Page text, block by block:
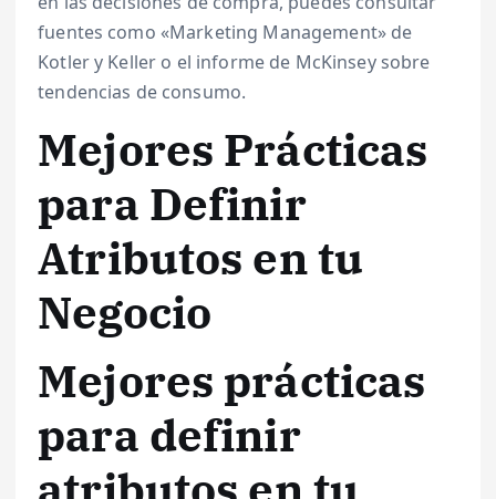
fuentes como «Marketing Management» de
Kotler y Keller o el informe de McKinsey sobre
tendencias de consumo.
Mejores Prácticas
para Definir
Atributos en tu
Negocio
Mejores prácticas
para definir